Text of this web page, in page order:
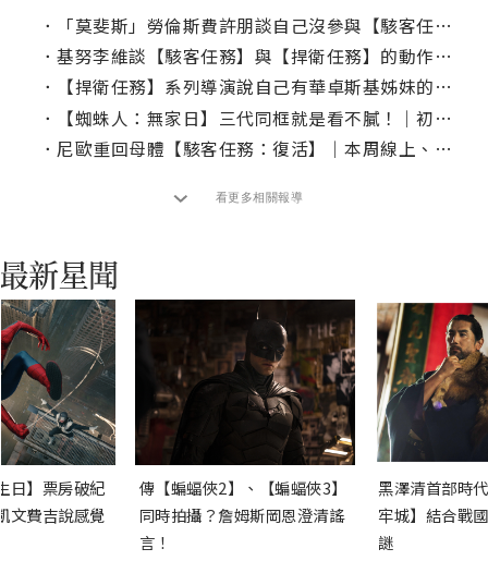
．
「莫斐斯」勞倫斯費許朋談自己沒參與【駭客任務：復活】的往事
． 基努李維談【駭客任務】與【捍衛任務】的動作風格
．
【捍衛任務】系列導演說自己有華卓斯基姊妹的基因
．
【蜘蛛人：無家日】三代同框就是看不膩！｜初五強檔電影推薦
． 尼歐重回母體【駭客任務：復活】｜本周線上、電視首播推薦
看更多相關報導
日】票房破紀
文費吉說感覺
傳【蝙蝠俠2】、【蝙蝠俠3】
同時拍攝？詹姆斯岡恩澄清謠
言！
黑澤清首部時
牢城】結合戰
謎